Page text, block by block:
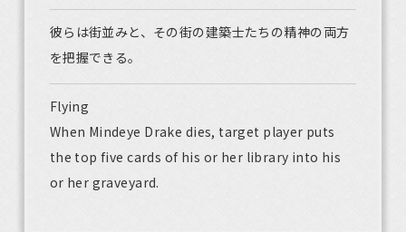
彼らは街並みと、その街の建築士たちの精神の両方
を把握できる。
Flying
When Mindeye Drake dies, target player puts
the top five cards of his or her library into his
or her graveyard.